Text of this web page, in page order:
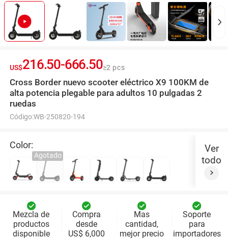
US$216.50-666.50≥2 pcs
Cross Border nuevo scooter eléctrico X9 100KM de
alta potencia plegable para adultos 10 pulgadas 2
ruedas
Código:WB-250820-194
Color:
Agotado
Ver
todo
Mezcla de
productos
disponible
Compra
desde
US$ 6,000
Mas
cantidad,
mejor precio
Soporte
para
importadores